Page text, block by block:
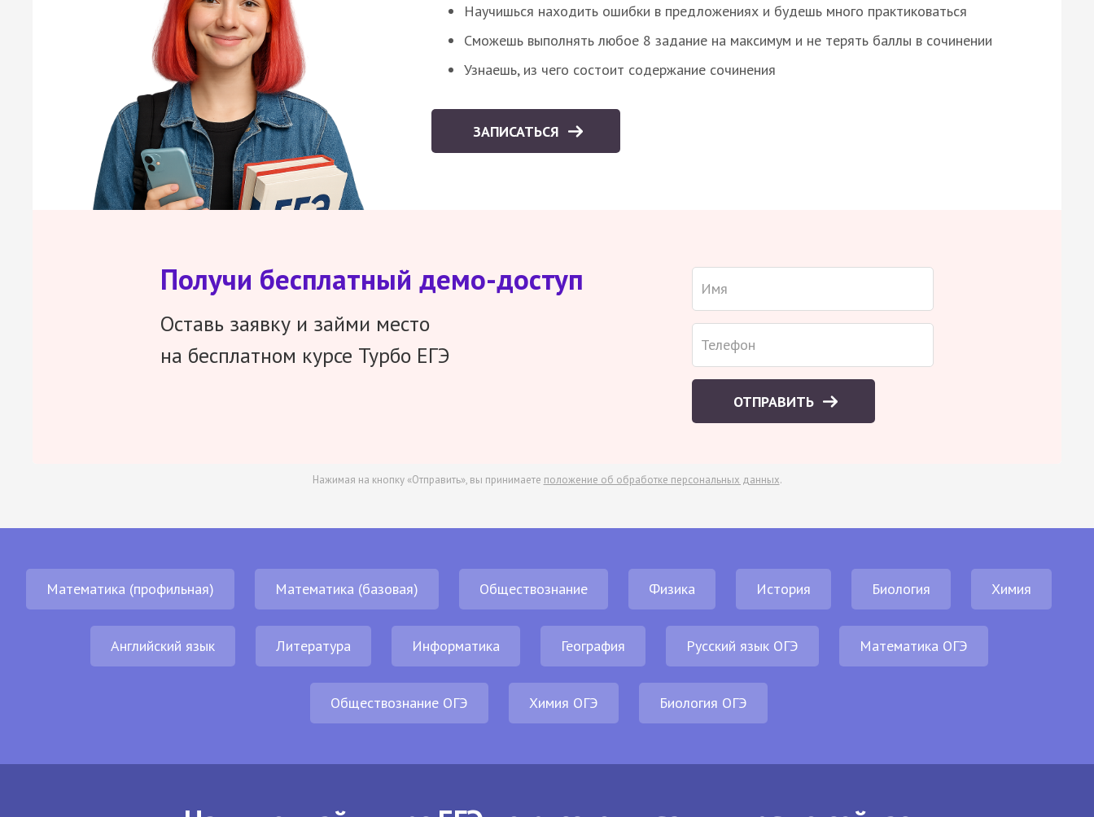
Научишься находить ошибки в предложениях и будешь много практиковаться
Сможешь выполнять любое 8 задание на максимум и не терять баллы в сочинении
Узнаешь, из чего состоит содержание сочинения
ЗАПИСАТЬСЯ
Получи бесплатный демо-доступ
Оставь заявку и займи место
на бесплатном курсе Турбо ЕГЭ
ОТПРАВИТЬ
Нажимая на кнопку «Отправить», вы принимаете положение об обработке персональных данных.
Математика (профильная) Математика (базовая) Обществознание Физика История Биология Химия
Английский язык Литература Информатика География Русский язык ОГЭ Математика ОГЭ
Обществознание ОГЭ Химия ОГЭ Биология ОГЭ